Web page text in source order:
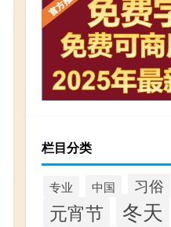
栏目分类
专业 中国 习俗
元宵节 冬天